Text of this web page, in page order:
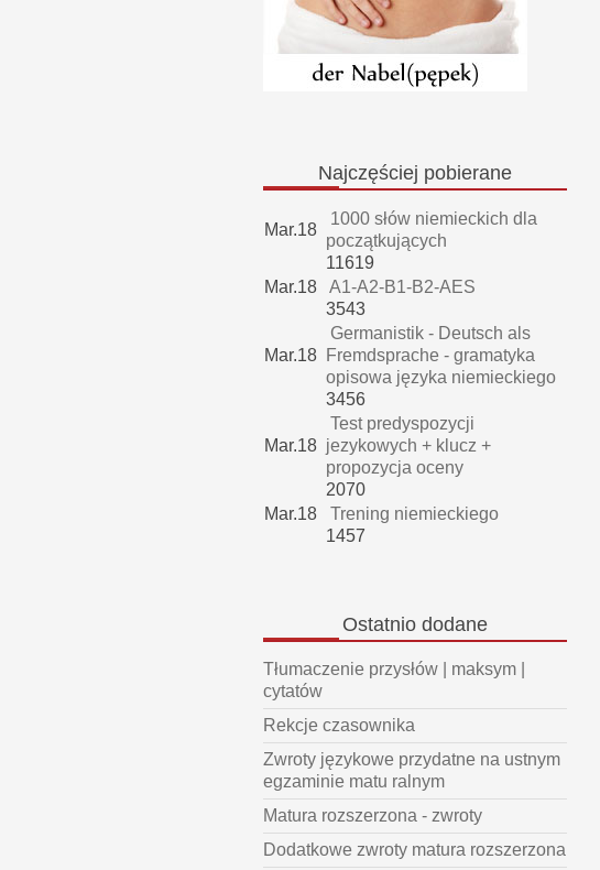
Najczęściej pobierane
Mar.18
1000 słów niemieckich dla
początkujących
11619
Mar.18
A1-A2-B1-B2-AES
3543
Mar.18
Germanistik - Deutsch als
Fremdsprache - gramatyka
opisowa języka niemieckiego
3456
Mar.18
Test predyspozycji
jezykowych + klucz +
propozycja oceny
2070
Mar.18
Trening niemieckiego
1457
Ostatnio dodane
Tłumaczenie przysłów | maksym |
cytatów
Rekcje czasownika
Zwroty językowe przydatne na ustnym
egzaminie matu ralnym
Matura rozszerzona - zwroty
Dodatkowe zwroty matura rozszerzona